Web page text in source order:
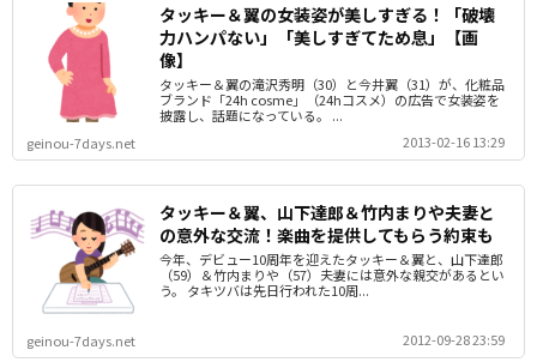
タッキー＆翼の女装姿が美しすぎる！「破壊
力ハンパない」「美しすぎてため息」【画
像】
タッキー＆翼の滝沢秀明（30）と今井翼（31）が、化粧品
ブランド「24h cosme」（24hコスメ）の広告で女装姿を
披露し、話題になっている。 ...
geinou-7days.net
2013-02-16 13:29
タッキー＆翼、山下達郎＆竹内まりや夫妻と
の意外な交流！楽曲を提供してもらう約束も
今年、デビュー10周年を迎えたタッキー＆翼と、山下達郎
（59）＆竹内まりや（57）夫妻には意外な親交があるとい
う。 タキツバは先日行われた10周...
geinou-7days.net 2012-09-28 23:59